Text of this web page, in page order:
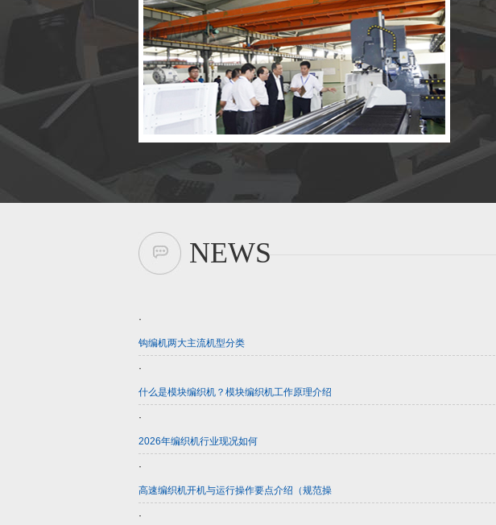
NEWS
·
钩编机两大主流机型分类
·
什么是模块编织机？模块编织机工作原理介绍
·
2026年编织机行业现况如何
·
高速编织机开机与运行操作要点介绍（规范操
·